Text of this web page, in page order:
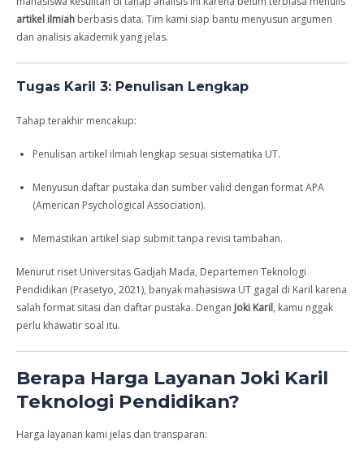
artikel ilmiah berbasis data. Tim kami siap bantu menyusun argumen
dan analisis akademik yang jelas.
Tugas Karil 3: Penulisan Lengkap
Tahap terakhir mencakup:
Penulisan artikel ilmiah lengkap sesuai sistematika UT.
Menyusun daftar pustaka dan sumber valid dengan format APA
(American Psychological Association).
Memastikan artikel siap submit tanpa revisi tambahan.
Menurut riset Universitas Gadjah Mada, Departemen Teknologi
Pendidikan (Prasetyo, 2021), banyak mahasiswa UT gagal di Karil karena
salah format sitasi dan daftar pustaka. Dengan Joki Karil, kamu nggak
perlu khawatir soal itu.
Berapa Harga Layanan Joki Karil
Teknologi Pendidikan?
Harga layanan kami jelas dan transparan: